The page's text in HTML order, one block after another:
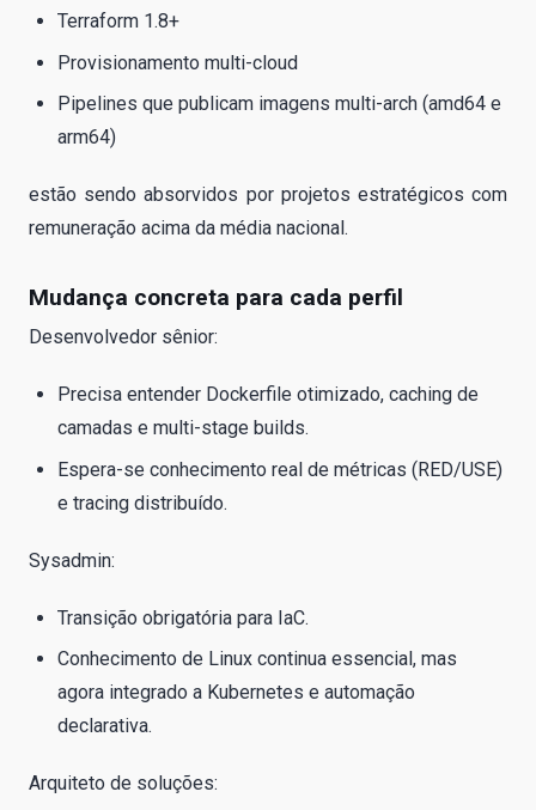
Terraform 1.8+
Provisionamento multi-cloud
Pipelines que publicam imagens multi-arch (amd64 e
arm64)
estão sendo absorvidos por projetos estratégicos com
remuneração acima da média nacional.
Mudança concreta para cada perfil
Desenvolvedor sênior:
Precisa entender Dockerfile otimizado, caching de
camadas e multi-stage builds.
Espera-se conhecimento real de métricas (RED/USE)
e tracing distribuído.
Sysadmin:
Transição obrigatória para IaC.
Conhecimento de Linux continua essencial, mas
agora integrado a Kubernetes e automação
declarativa.
Arquiteto de soluções: